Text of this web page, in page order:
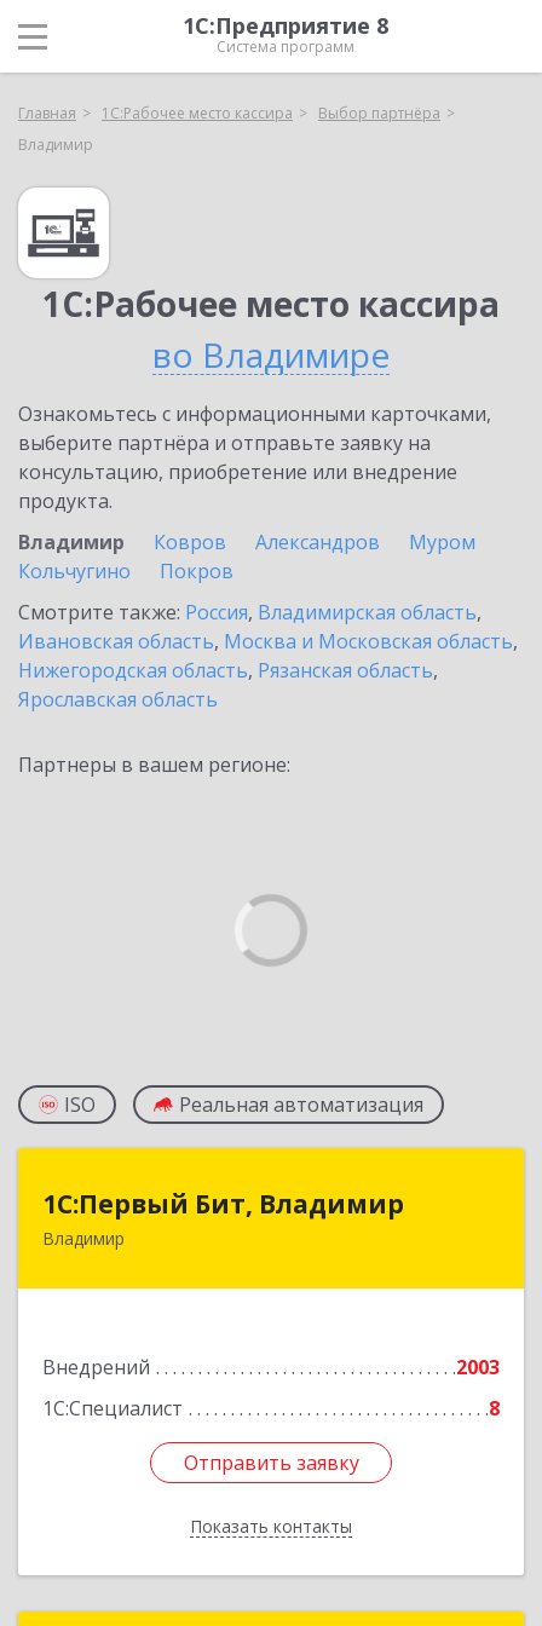
1С:Предприятие 8
Система программ
Главная 1С:Рабочее место кассира
Выбор партнёра
Владимир
1С:Рабочее место кассира
во Владимире
Ознакомьтесь с информационными карточками,
выберите партнёра и отправьте заявку на
консультацию, приобретение или внедрение
продукта.
Владимир
Ковров Александров
Муром
Кольчугино
Покров
Смотрите также: Россия, Владимирская область,
Ивановская область, Москва и Московская область,
Нижегородская область, Рязанская область,
Ярославская область
Партнеры в вашем регионе:
ISO Реальная автоматизация
1С:Первый Бит, Владимир
Владимир
Внедрений
2003
1С:Специалист
8
Отправить заявку
Показать контакты
1С:Первый Бит, Владимир
600022, Владимирская обл, Владимир г,
Отправить заявку
Назад